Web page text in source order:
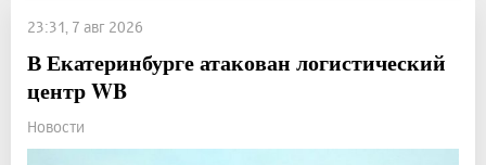
23:31, 7 авг 2026
В Екатеринбурге атакован логистический
центр WB
Новости